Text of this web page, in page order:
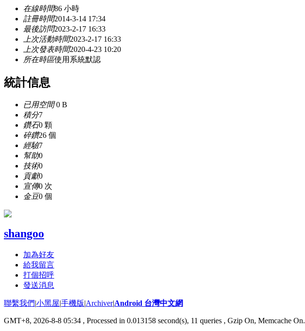
在線時間86 小時
註冊時間2014-3-14 17:34
最後訪問2023-2-17 16:33
上次活動時間2023-2-17 16:33
上次發表時間2020-4-23 10:20
所在時區使用系統默認
統計信息
已用空間0 B
積分7
鑽石0 顆
碎鑽26 個
經驗7
幫助0
技術0
貢獻0
宣傳0 次
金豆0 個
shangoo
加為好友
給我留言
打個招呼
發送消息
聯繫我們|小黑屋|手機版|Archiver|Android 台灣中文網
GMT+8, 2026-8-8 05:34 , Processed in 0.013158 second(s), 11 queries , Gzip On, Memcache On.